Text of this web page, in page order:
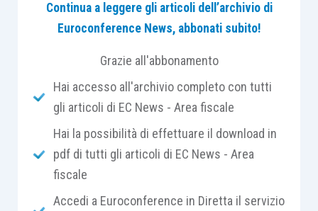
dell’escalation della guerra commerciale
USA-Cina e quindi del rallentamento
della domanda cinese
Gli indicatori congiunturali continuano a
segnalare un indebolimento del
Diventa importante, nelle prossime
settimane, monitorare se il
rallentamento abbia carattere
temporaneo o rifletta fatturi strutturali
Continua a leggere gli articoli dell’archivio di
Euroconference News, abbonati subito!
Grazie all'abbonamento
Hai accesso all'archivio completo con tutti
gli articoli di EC News - Area fiscale
Hai la possibilità di effettuare il download in
pdf di tutti gli articoli di EC News - Area
fiscale
Accedi a Euroconference in Diretta il servizio